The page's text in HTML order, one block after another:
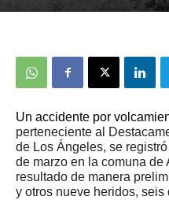
Un accidente por
perteneciente al
de Los Ángeles, se
de marzo en la comuna
resultado de manera
y otros nueve heridos,